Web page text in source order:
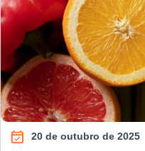
20 de outubro de 2025